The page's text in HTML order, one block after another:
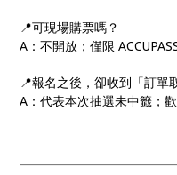
📍可現場購票嗎？
A：不開放；僅限
📍報名之後，卻收到「訂單
A：代表本次抽選未中籤；